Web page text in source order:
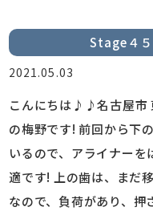
Stage４
2021.05.03
こんにちは♪♪名古屋市
の梅野です! 前回から下
いるので、アライナー
適です! 上の歯は、まだ
なので、負荷があり、押